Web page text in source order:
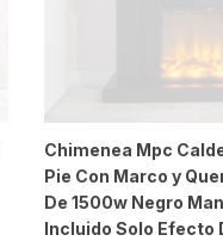
Chimenea Mpc
Pie Con Marco y
De 1500w Negro
Incluido Solo Efecto